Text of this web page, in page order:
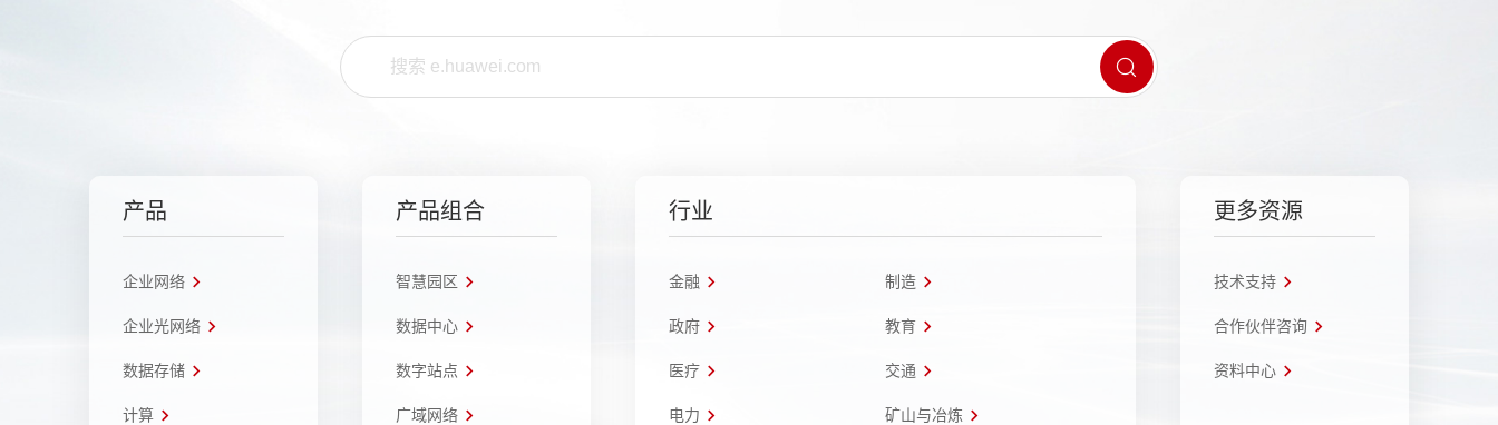
产品
企业网络
企业光网络
数据存储
计算
产品组合
智慧园区
数据中心
数字站点
广域网络
行业
金融 制造
政府 教育
医疗 交通
电力 矿山与冶炼
更多资源
技术支持
合作伙伴咨询
资料中心